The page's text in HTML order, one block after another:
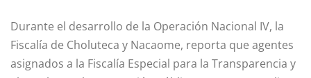
Durante el desarrollo de la Operación Nacional IV, la
Fiscalía de Choluteca y Nacaome, reporta que agentes
asignados a la Fiscalía Especial para la Transparencia y